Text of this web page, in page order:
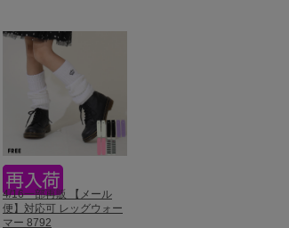
4/16一部再販 【メール
便】対応可 レッグウォー
マー 8792